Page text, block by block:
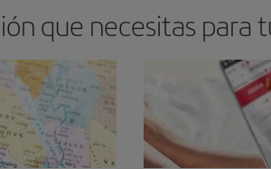
que necesitas para